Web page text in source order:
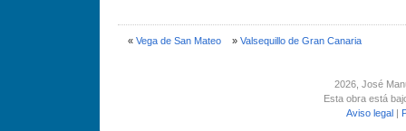
« Vega de San Mateo» Valsequillo de Gran Canaria
2026, José
Esta obra está
Aviso legal |